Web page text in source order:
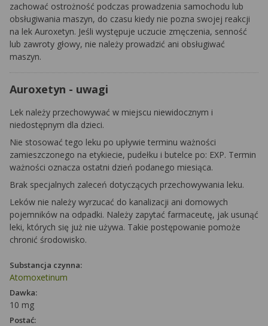
zachować ostrożność podczas prowadzenia samochodu lub
obsługiwania maszyn, do czasu kiedy nie pozna swojej reakcji
na lek Auroxetyn. Jeśli występuje uczucie zmęczenia, senność
lub zawroty głowy, nie należy prowadzić ani obsługiwać
maszyn.
Auroxetyn - uwagi
Lek należy przechowywać w miejscu niewidocznym i
niedostępnym dla dzieci.
Nie stosować tego leku po upływie terminu ważności
zamieszczonego na etykiecie, pudełku i butelce po: EXP. Termin
ważności oznacza ostatni dzień podanego miesiąca.
Brak specjalnych zaleceń dotyczących przechowywania leku.
Leków nie należy wyrzucać do kanalizacji ani domowych
pojemników na odpadki. Należy zapytać farmaceutę, jak usunąć
leki, których się już nie używa. Takie postępowanie pomoże
chronić środowisko.
Substancja czynna:
Atomoxetinum
Dawka:
10 mg
Postać: